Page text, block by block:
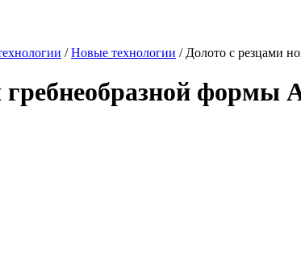
/Новые технологии / Долото с резцами
формы